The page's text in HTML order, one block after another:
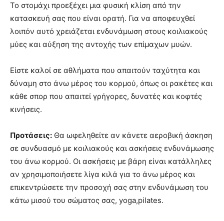
Το στομάχι προεξέχει μια φυσική κλίση από την
κατασκευή σας που είναι ορατή. Για να αποφευχθεί
λοιπόν αυτό χρειάζεται ενδυνάμωση στους κοιλιακούς
μύες και αύξηση της αντοχής των επίμαχων μυών.
Είστε καλοί σε αθλήματα που απαιτούν ταχύτητα και
δύναμη στο άνω μέρος του κορμού, όπως οι ρακέτες και
κάθε σπορ που απαιτεί γρήγορες, δυνατές και κοφτές
κινήσεις.
Προτάσεις: Θα ωφεληθείτε αν κάνετε αεροβική άσκηση
σε συνδυασμό με κοιλιακούς και ασκήσεις ενδυνάμωσης
του άνω κορμού. Οι ασκήσεις με βάρη είναι κατάλληλες
αν χρησιμοποιήσετε λίγα κιλά για το άνω μέρος και
επικεντρώσετε την προσοχή σας στην ενδυνάμωση του
κάτω μισού του σώματος σας, yoga,pilates.